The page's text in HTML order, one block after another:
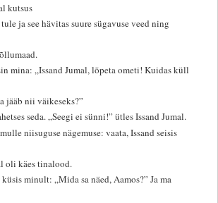
kutsus
ja see hävitas suure sügavuse veed ning
mina: „Issand Jumal, lõpeta ometi! Kuidas küll
jääb nii väikeseks?”
seda. „Seegi ei sünni!” ütles Issand Jumal.
niisuguse nägemuse: vaata, Issand seisis
oli käes tinalood.
küsis minult: „Mida sa näed, Aamos?” Ja ma